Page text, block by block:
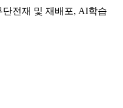
전재 및 재배포, AI학습